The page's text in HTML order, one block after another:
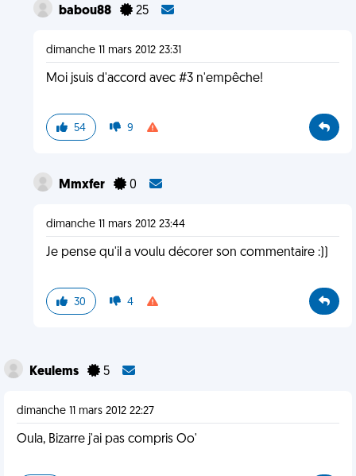
babou88 25
dimanche 11 mars 2012 23:31
Moi jsuis d'accord avec #3 n'empêche!
54 9
Mmxfer 0
dimanche 11 mars 2012 23:44
Je pense qu'il a voulu décorer son commentaire :))
30 4
Keulems 5
dimanche 11 mars 2012 22:27
Oula, Bizarre j'ai pas compris Oo'